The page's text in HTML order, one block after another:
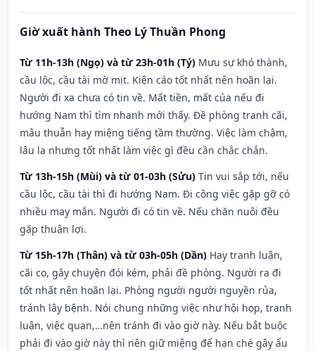
Giờ xuất hành Theo Lý Thuần Phong
Từ 11h-13h (Ngọ) và từ 23h-01h (Tý) Mưu sự khó thành,
cầu lộc, cầu tài mờ mịt. Kiện cáo tốt nhất nên hoãn lại.
Người đi xa chưa có tin về. Mất tiền, mất của nếu đi
hướng Nam thì tìm nhanh mới thấy. Đề phòng tranh cãi,
mâu thuẫn hay miệng tiếng tầm thường. Việc làm chậm,
lâu la nhưng tốt nhất làm việc gì đều cần chắc chắn.
Từ 13h-15h (Mùi) và từ 01-03h (Sửu) Tin vui sắp tới, nếu
cầu lộc, cầu tài thì đi hướng Nam. Đi công việc gặp gỡ có
nhiều may mắn. Người đi có tin về. Nếu chăn nuôi đều
gặp thuận lợi.
Từ 15h-17h (Thân) và từ 03h-05h (Dần) Hay tranh luận,
cãi cọ, gây chuyện đói kém, phải đề phòng. Người ra đi
tốt nhất nên hoãn lại. Phòng người người nguyền rủa,
tránh lây bệnh. Nói chung những việc như hội họp, tranh
luận, việc quan,…nên tránh đi vào giờ này. Nếu bắt buộc
phải đi vào giờ này thì nên giữ miệng để hạn ché gây ẩu